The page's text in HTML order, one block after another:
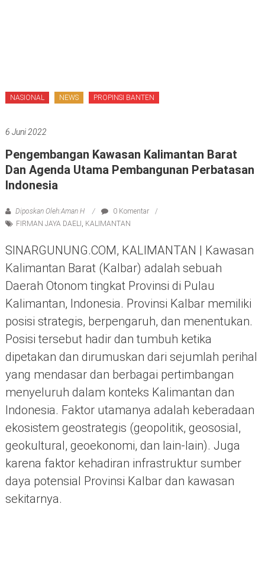
NASIONAL NEWS PROPINSI BANTEN
6 Juni 2022
Pengembangan Kawasan Kalimantan Barat
Dan Agenda Utama Pembangunan Perbatasan
Indonesia
Diposkan Oleh:Aman H
0 Komentar
FIRMAN JAYA DAELI KALIMANTAN
SINARGUNUNG.COM, KALIMANTAN | Kawasan
Kalimantan Barat (Kalbar) adalah sebuah
Daerah Otonom tingkat Provinsi di Pulau
Kalimantan, Indonesia. Provinsi Kalbar memiliki
posisi strategis, berpengaruh, dan menentukan.
Posisi tersebut hadir dan tumbuh ketika
dipetakan dan dirumuskan dari sejumlah perihal
yang mendasar dan berbagai pertimbangan
menyeluruh dalam konteks Kalimantan dan
Indonesia. Faktor utamanya adalah keberadaan
ekosistem geostrategis (geopolitik, geososial,
geokultural, geoekonomi, dan lain-lain). Juga
karena faktor kehadiran infrastruktur sumber
daya potensial Provinsi Kalbar dan kawasan
sekitarnya.